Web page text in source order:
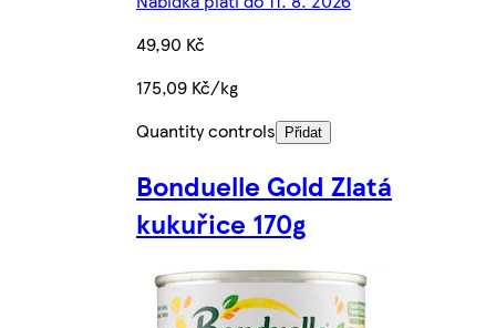
49,90 Kč
175,09 Kč/kg
Quantity controls
Přidat
Bonduelle Gold Zlatá
kukuřice 170g